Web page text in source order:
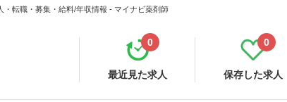
転職・募集・給料/年収情報 - マイナビ薬剤師
最近見た求人
0
保存した求人
0